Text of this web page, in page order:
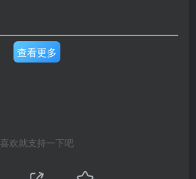
查看更多
喜欢就支持一下吧